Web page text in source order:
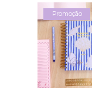
Promoção